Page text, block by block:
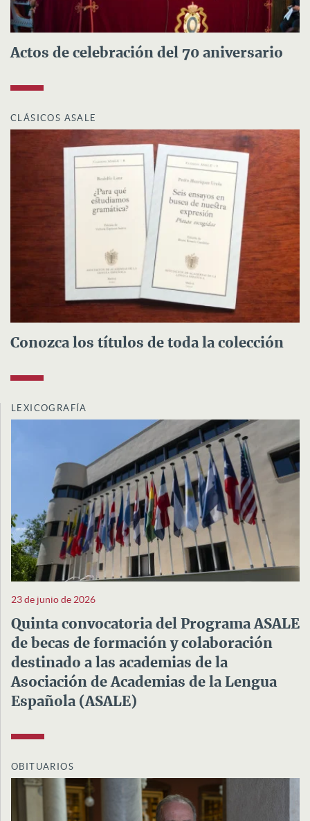
Actos de celebración del 70 aniversario
CLÁSICOS ASALE
Conozca los títulos de toda la colección
LEXICOGRAFÍA
23 de junio de 2026
Quinta convocatoria del Programa ASALE
de becas de formación y colaboración
destinado a las academias de la
Asociación de Academias de la Lengua
Española (ASALE)
OBITUARIOS